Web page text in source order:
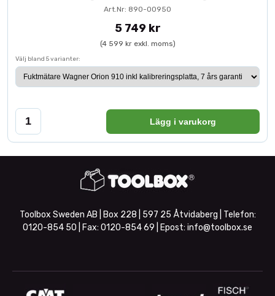
Art.Nr: 890-00950
5 749 kr
(4 599 kr exkl. moms)
Välj bland 5 varianter:
Lägg i varukorg
Toolbox Sweden AB | Box 228 | 597 25 Åtvidaberg | Telefon:
0120-854 50 | Fax: 0120-854 69 | Epost: info@toolbox.se